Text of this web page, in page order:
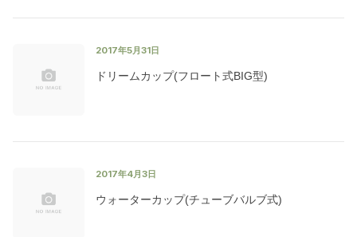
2017年5月31日
ドリームカップ(フロート式BIG型)
2017年4月3日
ウォーターカップ(チューブバルブ式)